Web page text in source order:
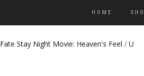
HOME
Fate Stay Night Movie: Heaven's Feel / U